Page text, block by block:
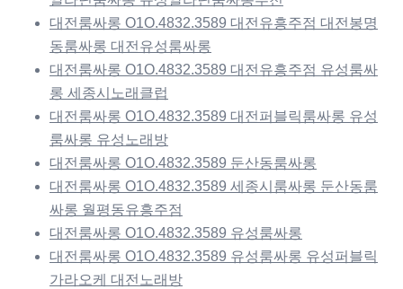
대전룸싸롱 O1O.4832.3589 대전유흥주점 대전봉명
동룸싸롱 대전유성룸싸롱
대전룸싸롱 O1O.4832.3589 대전유흥주점 유성룸싸
롱 세종시노래클럽
대전룸싸롱 O1O.4832.3589 대전퍼블릭룸싸롱 유성
룸싸롱 유성노래방
대전룸싸롱 O1O.4832.3589 둔산동룸싸롱
대전룸싸롱 O1O.4832.3589 세종시룸싸롱 둔산동룸
싸롱 월평동유흥주점
대전룸싸롱 O1O.4832.3589 유성룸싸롱
대전룸싸롱 O1O.4832.3589 유성룸싸롱 유성퍼블릭
가라오케 대전노래방